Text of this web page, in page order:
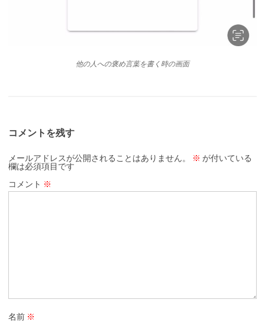
他の人への褒め言葉を書く時の画面
コメントを残す
メールアドレスが公開されることはありません。 ※ が付いている
欄は必須項目です
コメント ※
名前 ※